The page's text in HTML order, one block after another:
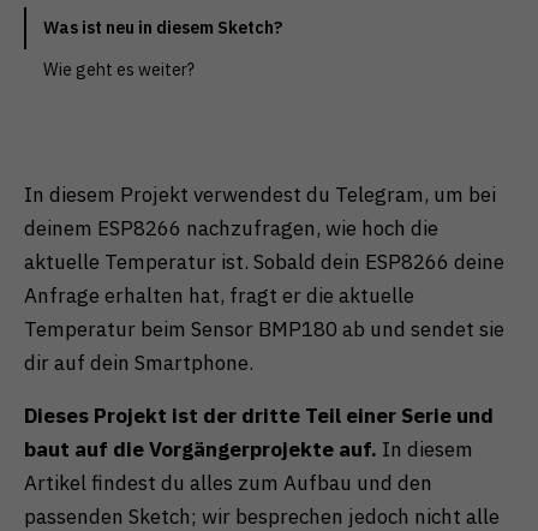
In diesem Projekt verwendest du Telegram, um bei
deinem ESP8266 nachzufragen, wie hoch die
aktuelle Temperatur ist. Sobald dein ESP8266 deine
Anfrage erhalten hat, fragt er die aktuelle
Temperatur beim Sensor BMP180 ab und sendet sie
dir auf dein Smartphone.
Dieses Projekt ist der dritte Teil einer Serie und
baut auf die Vorgängerprojekte auf. In diesem
Artikel findest du alles zum Aufbau und den
passenden Sketch; wir besprechen jedoch nicht alle
Was ist neu in diesem Sketch?
Wie geht es weiter?
Zurück Nur essenzielle Cookies akzeptieren
Essenziell (1)
Cookie-Informationen anzeigen
Externe Medien (1)
Inhalte von Videoplattformen und Social-Media-
Plattformen werden standardmäßig blockiert. Wenn
Cookies von externen Medien akzeptiert werden,
Einwilligung mehr.
Datenschutzerklärung